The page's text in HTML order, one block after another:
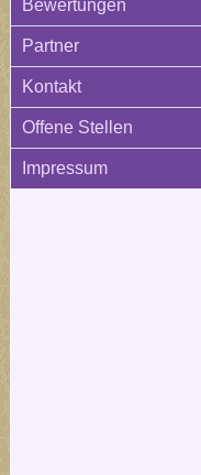
Bewertungen
Partner
Kontakt
Offene Stellen
Impressum